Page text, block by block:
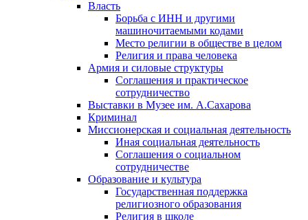
Власть
Борьба с ИНН и другими
машиночитаемыми кодами
Место религии в обществе в целом
Религия и права человека
Армия и силовые структуры
Соглашения и практическое
сотрудничество
Выставки в Музее им. А.Сахарова
Криминал
Миссионерская и социальная деятельность
Иная социальная деятельность
Соглашения о социальном
сотрудничестве
Образование и культура
Государственная поддержка
религиозного образования
Религия в школе